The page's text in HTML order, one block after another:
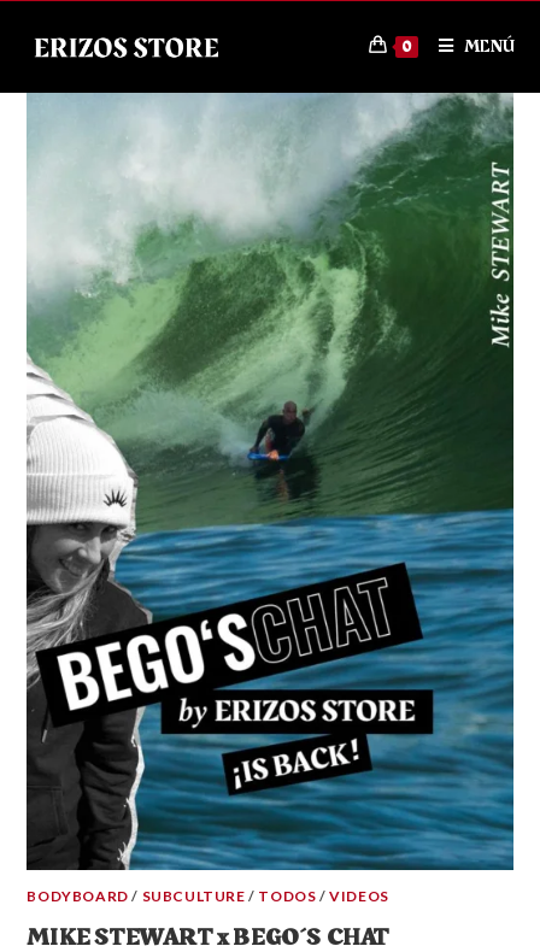
0 MENÚ
BODYBOARD / SUBCULTURE / TODOS /VIDEOS
MIKE STEWART x BEGO´S CHAT